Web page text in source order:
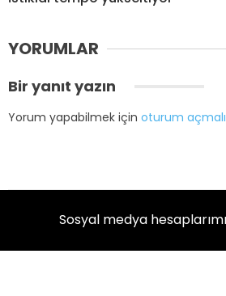
YORUMLAR
Bir yanıt yazın
Yorum yapabilmek için oturum
Sosyal medya